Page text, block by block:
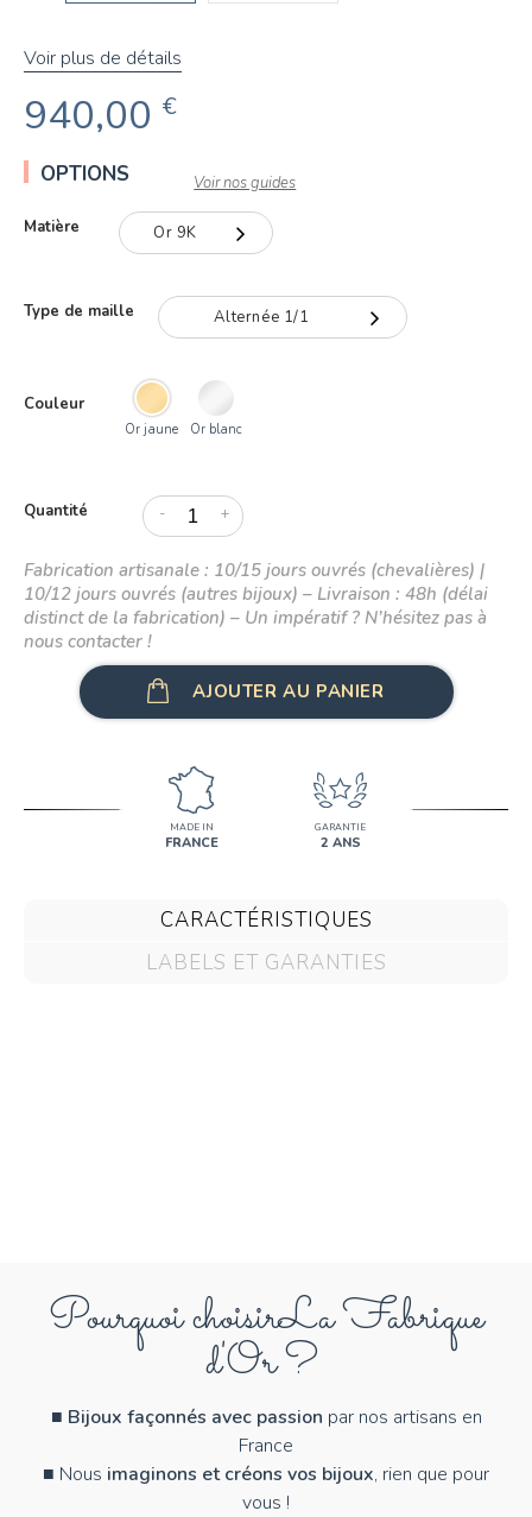
Voir plus de détails
940,00 €
OPTIONS Voir nos guides
Matière Or 9K
Or 18K
Type de maille Alternée 1/1
Couleur
Or jaune Or blanc
Quantité - +
Fabrication artisanale : 10/15 jours ouvrés (chevalières) |
10/12 jours ouvrés (autres bijoux) – Livraison : 48h (délai
distinct de la fabrication) – Un impératif ? N’hésitez pas à
nous contacter !
AJOUTER AU PANIER
MADE IN
FRANCE
GARANTIE
2 ANS
CARACTÉRISTIQUES
LABELS ET GARANTIES
Pourquoi choisirLa Fabrique
d'Or ?
■ Bijoux façonnés avec passion par nos artisans en
France
■ Nous imaginons et créons vos bijoux, rien que pour
vous !